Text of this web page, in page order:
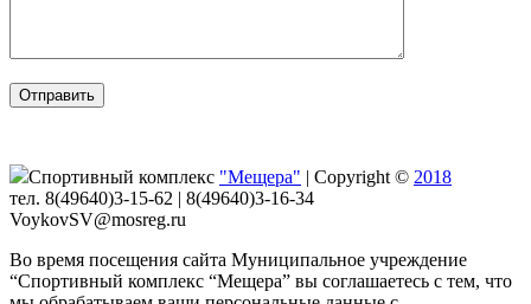
Спортивный комплекс "Мещера" | Copyright © 2018
тел. 8(49640)3-15-62 | 8(49640)3-16-34
VoykovSV@mosreg.ru
Во время посещения сайта Муниципальное учреждение
“Спортивный комплекс “Мещера” вы соглашаетесь с тем, что